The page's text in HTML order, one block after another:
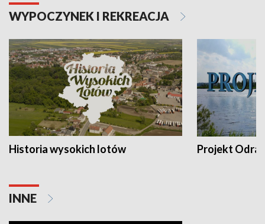
WYPOCZYNEK I REKREACJA
Historia wysokich lotów Projekt Odra
INNE